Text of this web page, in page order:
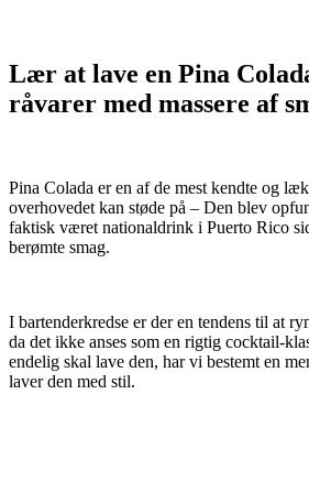
Lær at lave en Pina
råvarer med massere af
Pina Colada er en af de mest kendte og
overhovedet kan støde på – Den blev
faktisk været nationaldrink i Puerto Rico
berømte smag.
I bartenderkredse er der en tendens til at
da det ikke anses som en rigtig cocktail-
endelig skal lave den, har vi bestemt en
laver den med stil.